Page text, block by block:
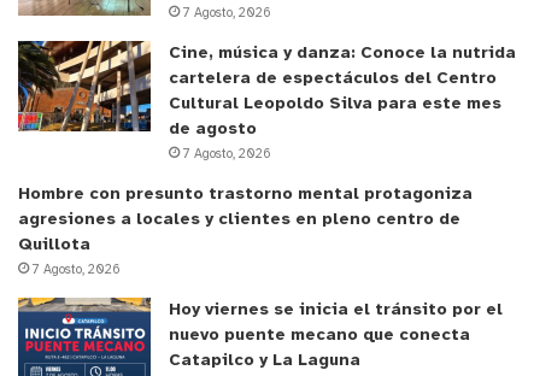
7 Agosto, 2026
Cine, música y danza: Conoce la nutrida
cartelera de espectáculos del Centro
Cultural Leopoldo Silva para este mes
de agosto
7 Agosto, 2026
Hombre con presunto trastorno mental protagoniza
agresiones a locales y clientes en pleno centro de
Quillota
7 Agosto, 2026
Hoy viernes se inicia el tránsito por el
nuevo puente mecano que conecta
Catapilco y La Laguna